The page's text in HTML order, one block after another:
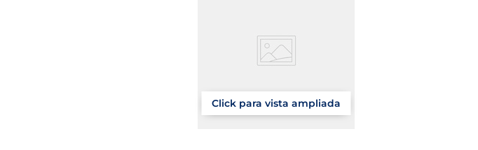
Click para vista ampliada